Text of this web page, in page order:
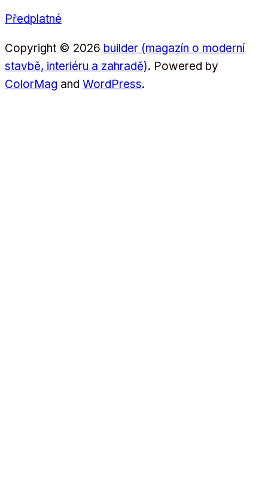
Předplatné
Copyright © 2026 builder (magazín o moderní
stavbě, interiéru a zahradě). Powered by
ColorMag and WordPress.